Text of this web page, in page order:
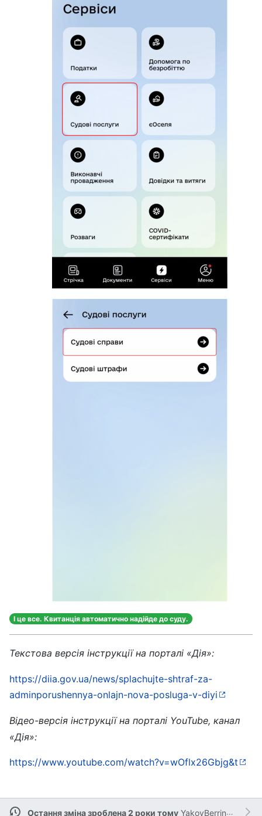
І це все. Квитанція автоматично надійде до суду.
Текстова версія інструкції на порталі «Дія»:
https://diia.gov.ua/news/splachujte-shtraf-za-
adminporushennya-onlajn-nova-posluga-v-diyi
Відео-версія інструкції на порталі YouTube, канал
«Дія»:
https://www.youtube.com/watch?v=wOflx26Gbjg&t
Остання зміна зроблена 2 роки тому YakovBerringer